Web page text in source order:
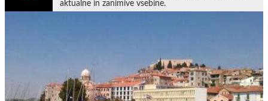
aktualne in zanimive vsebine.